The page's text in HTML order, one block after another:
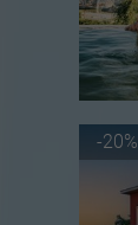
-20%